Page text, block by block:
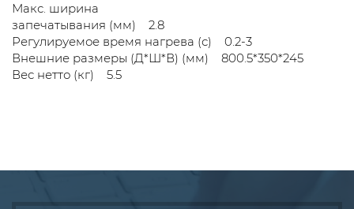
Макс. ширина
запечатывания (мм) 2.8
Регулируемое время нагрева (с) 0.2-3
Внешние размеры (Д*Ш*В) (мм) 800.5*350*245
Вес нетто (кг) 5.5